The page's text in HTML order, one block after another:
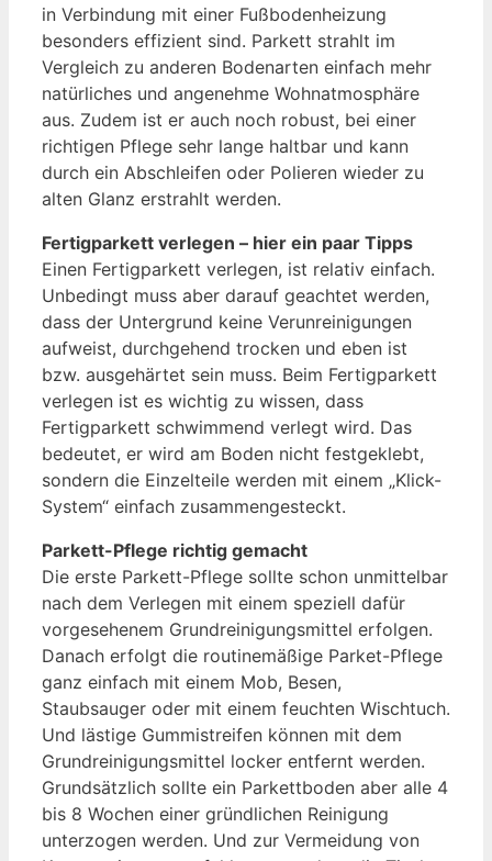
in Verbindung mit einer Fußbodenheizung
besonders effizient sind. Parkett strahlt im
Vergleich zu anderen Bodenarten einfach mehr
natürliches und angenehme Wohnatmosphäre
aus. Zudem ist er auch noch robust, bei einer
richtigen Pflege sehr lange haltbar und kann
durch ein Abschleifen oder Polieren wieder zu
alten Glanz erstrahlt werden.
Fertigparkett verlegen – hier ein paar Tipps
Einen Fertigparkett verlegen, ist relativ einfach.
Unbedingt muss aber darauf geachtet werden,
dass der Untergrund keine Verunreinigungen
aufweist, durchgehend trocken und eben ist
bzw. ausgehärtet sein muss. Beim Fertigparkett
verlegen ist es wichtig zu wissen, dass
Fertigparkett schwimmend verlegt wird. Das
bedeutet, er wird am Boden nicht festgeklebt,
sondern die Einzelteile werden mit einem „Klick-
System“ einfach zusammengesteckt.
Parkett-Pflege richtig gemacht
Die erste Parkett-Pflege sollte schon unmittelbar
nach dem Verlegen mit einem speziell dafür
vorgesehenem Grundreinigungsmittel erfolgen.
Danach erfolgt die routinemäßige Parket-Pflege
ganz einfach mit einem Mob, Besen,
Staubsauger oder mit einem feuchten Wischtuch.
Und lästige Gummistreifen können mit dem
Grundreinigungsmittel locker entfernt werden.
Grundsätzlich sollte ein Parkettboden aber alle 4
bis 8 Wochen einer gründlichen Reinigung
unterzogen werden. Und zur Vermeidung von